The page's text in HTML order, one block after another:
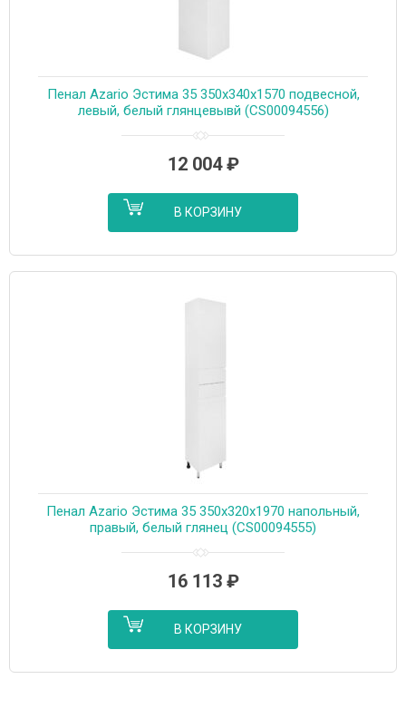
Пенал Azario Эстима 35 350х340х1570 подвесной,
левый, белый глянцевывй (CS00094556)
12 004₽
В КОРЗИНУ
Пенал Azario Эстима 35 350х320х1970 напольный,
правый, белый глянец (CS00094555)
16 113 ₽
В КОРЗИНУ